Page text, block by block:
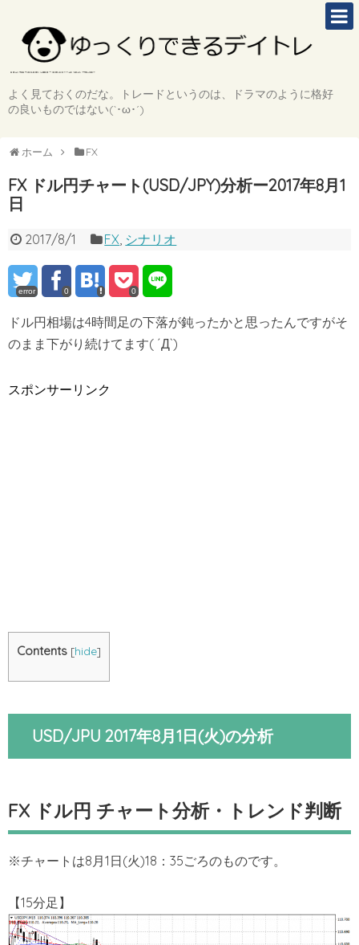
よく見ておくのだな。トレードというのは、ドラマのように格好
の良いものではない(`･ω･´)
ホーム FX
FX ドル円チャート(USD/JPY)分析ー2017年8月1
日
2017/8/1 FX シナリオ
error 0 0
ドル円相場は4時間足の下落が鈍ったかと思ったんですがそ
のまま下がり続けてます( ´Д`)
スポンサーリンク
Contents [hide]
USD/JPU 2017年8月1日(火)の分析
FX ドル円 チャート分析・トレンド判断
※チャートは8月1日(火)18：35ごろのものです。
【15分足】